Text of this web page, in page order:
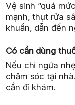
Vệ sinh “quá
mạnh, thụt rửa
khuẩn, dẫn đến
Có cần dùng
Nếu chỉ ngứa
chăm sóc tại
cần đi khám.